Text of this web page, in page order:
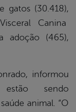
gatos (30.418),
Canina
adoção (465),
informou
sendo
animal. “O